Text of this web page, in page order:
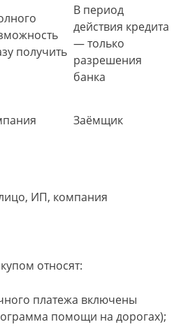
получить
В период
действия кредита
— только
разрешения
банка
Заёмщик
ИП, компания
относят:
платежа включены
помощи на дорогах);